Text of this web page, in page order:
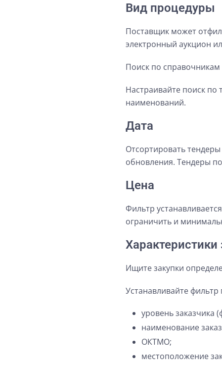
Вид процедуры
Поставщик может
электронный аукцион
Поиск по справочникам
Настраивайте поиск
наименований.
Дата
Отсортировать
обновления. Тендеры
Цена
Фильтр
ограничить и
Характеристики
Ищите закупки
Устанавливайте
уровень заказчика
наименование
ОКТМО;
местоположение